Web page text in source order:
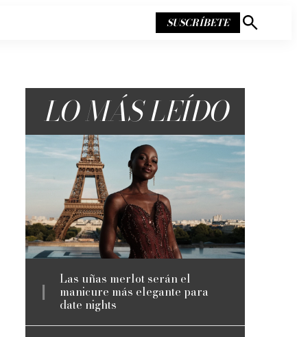
SUSCRÍBETE
Mostrar
LO MÁS LEÍDO
Las uñas merlot serán el
manicure más elegante para
date nights